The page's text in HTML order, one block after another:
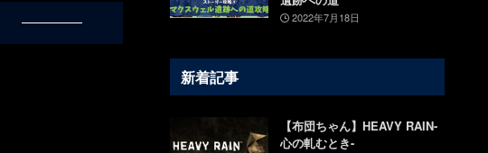
【魔物娘と不思議な冒険2】ス
遺跡への道
新着記事